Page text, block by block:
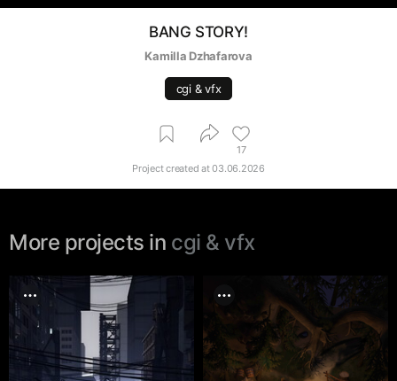
BANG STORY!
Kamilla Dzhafarova
cgi & vfx
17
Project created at03.06.2026
More projects in cgi & vfx